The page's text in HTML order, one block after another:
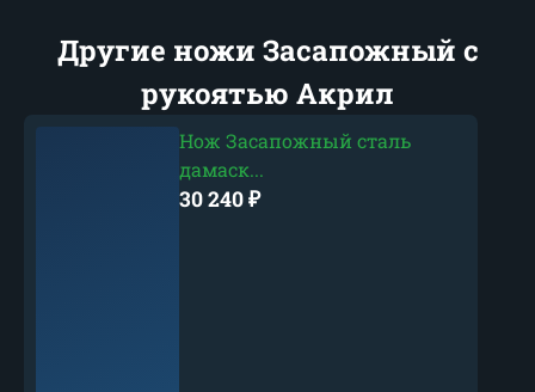
Другие ножи Засапожный с
рукоятью Акрил
Нож Засапожный сталь
дамаск...
30 240₽